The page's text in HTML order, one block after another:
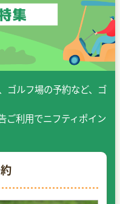
ゴルフ場の予約など、ゴ
ご利用でニフティポイン